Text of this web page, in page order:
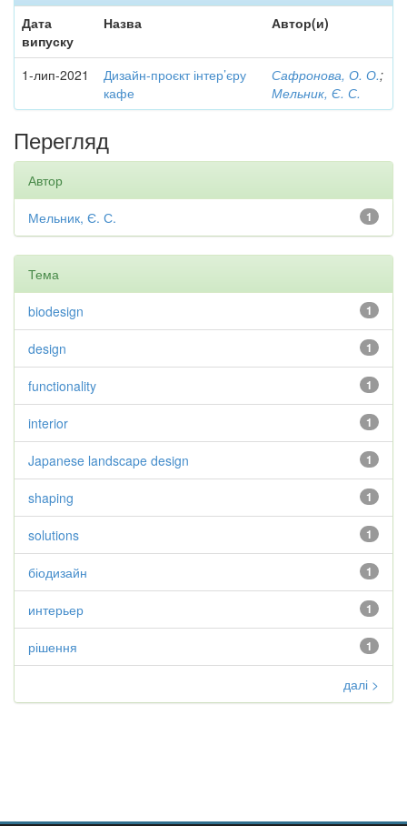
Дата
випуску
Назва Автор(и)
1-лип-2021
Дизайн-проєкт інтер’єру
кафе
Сафронова, О. О.;
Мельник, Є. С.
Перегляд
Автор
1
Мельник, Є. С.
Тема
1
biodesign
1
design
1
functionality
1
interior
1
Japanese landscape design
1
shaping
1
solutions
1
біодизайн
1
интерьер
1
рішення
далі >